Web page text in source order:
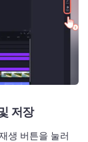
저장
생 버튼을 눌러